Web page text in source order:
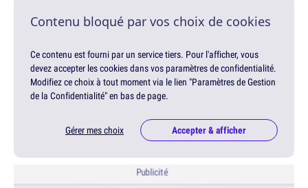
Contenu bloqué par vos choix de cookies
Ce contenu est fourni par un service tiers. Pour l'afficher, vous
devez accepter les cookies dans vos paramètres de confidentialité.
Modifiez ce choix à tout moment via le lien "Paramètres de Gestion
de la Confidentialité" en bas de page.
Gérer mes choix Accepter & afficher
Publicité